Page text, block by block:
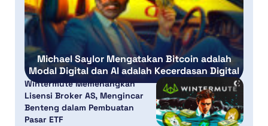
Michael Saylor Mengatakan Bitcoin adalah
Modal Digital dan AI adalah Kecerdasan Digital
Wintermute Memenangkan
Lisensi Broker AS, Mengincar
Benteng dalam Pembuatan
Pasar ETF